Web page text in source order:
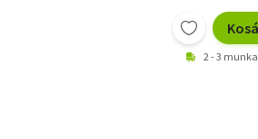
2 - 3